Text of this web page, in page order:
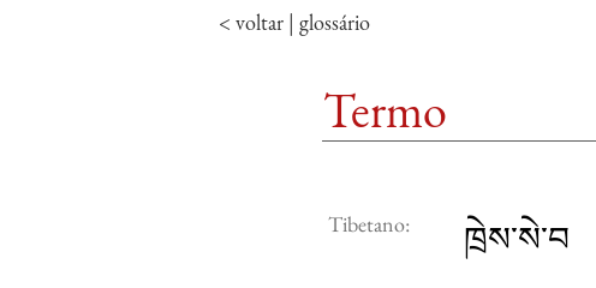
< voltar | glossário
Termo
Tibetano: ཁྲེས་སེ་བ